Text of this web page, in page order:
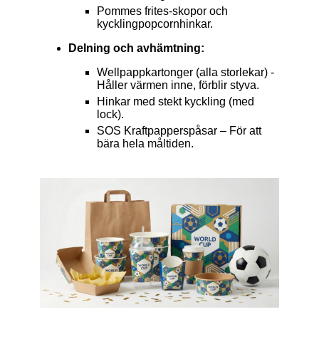
Pommes frites-skopor och
kycklingpopcornhinkar.
Delning och avhämtning:
Wellpappkartonger (alla storlekar) -
Håller värmen inne, förblir styva.
Hinkar med stekt kyckling (med
lock).
SOS Kraftpapperspåsar – För att
bära hela måltiden.